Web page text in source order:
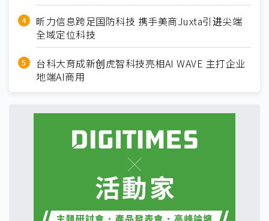
昕力信息跨足国防科技 携手美商Juxta引进尖端
全域定位科技
台科大育成新创虎智科技亮相AI WAVE 主打企业
地端AI商用